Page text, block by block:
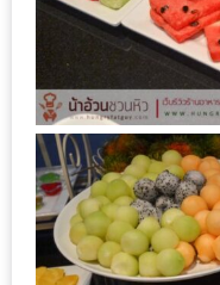
พา
เพื่อน
ม่วน
กั๋น
บน
INSTAGRAM
รวม